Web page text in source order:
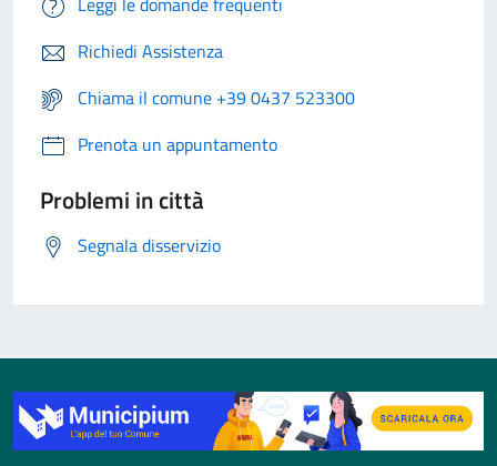
Richiedi Assistenza
Chiama il comune +39 0437 523300
Prenota un appuntamento
Problemi in città
Segnala disservizio